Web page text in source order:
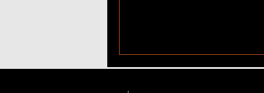
anniversaire du show légendaire
Stadium. Je vous raconte aussi